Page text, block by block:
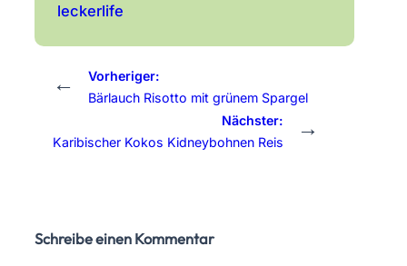
leckerlife
←
Vorheriger:
Bärlauch Risotto mit grünem Spargel
Nächster:
Karibischer Kokos Kidneybohnen Reis
→
Schreibe einen Kommentar